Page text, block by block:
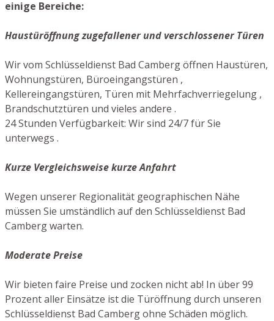
einige Bereiche:
Haustüröffnung zugefallener und verschlossener Türen
Wir vom Schlüsseldienst Bad Camberg öffnen Haustüren,
Wohnungstüren, Büroeingangstüren ,
Kellereingangstüren, Türen mit Mehrfachverriegelung ,
Brandschutztüren und vieles andere .
24 Stunden Verfügbarkeit: Wir sind 24/7 für Sie
unterwegs .
Kurze Vergleichsweise kurze Anfahrt
Wegen unserer Regionalität geographischen Nähe
müssen Sie umständlich auf den Schlüsseldienst Bad
Camberg warten.
Moderate Preise
Wir bieten faire Preise und zocken nicht ab! In über 99
Prozent aller Einsätze ist die Türöffnung durch unseren
Schlüsseldienst Bad Camberg ohne Schäden möglich.